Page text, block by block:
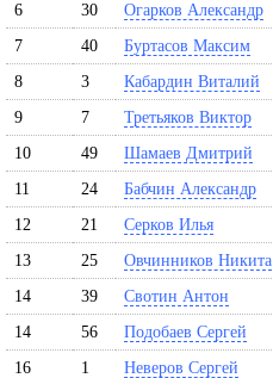
6
30 Огарков Александр
7
40 Буртасов Максим
8
3 Кабардин Виталий
9
7 Третьяков Виктор
10
49 Шамаев Дмитрий
11
24 Бабчин Александр
12
21 Серков Илья
13
25 Овчинников Никита
14
39 Свотин Антон
14
56 Подобаев Сергей
16
1 Неверов Сергей